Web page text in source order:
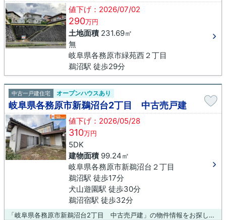
値下げ：2026/07/02
290万円
土地面積231.69㎡
無
岐阜県各務原市緑苑西２丁目
鵜沼駅 徒歩29分
中古一戸建住宅 オープンハウスあり
岐阜県各務原市新鵜沼台2丁目 中古売戸建
値下げ：2026/05/28
310万円
5DK
建物面積99.24㎡
岐阜県各務原市新鵜沼台２丁目
鵜沼駅 徒歩17分
犬山遊園駅 徒歩30分
鵜沼宿駅 徒歩32分
「岐阜県各務原市新鵜沼台2丁目 中古売戸建」の物件情報をお探しならお気軽にお問い合わせ下さい。こちらの土地は前面道路6m以上です。快適な住環境が魅力的な中古の戸建て物件で充実した日々を過ごしませんか。より詳しい物件情報をお求めであれば、各務原市に特化した吉村不動産販売株式会社までご連絡ください。当社スタッフが詳細情報をお伝えいたします。